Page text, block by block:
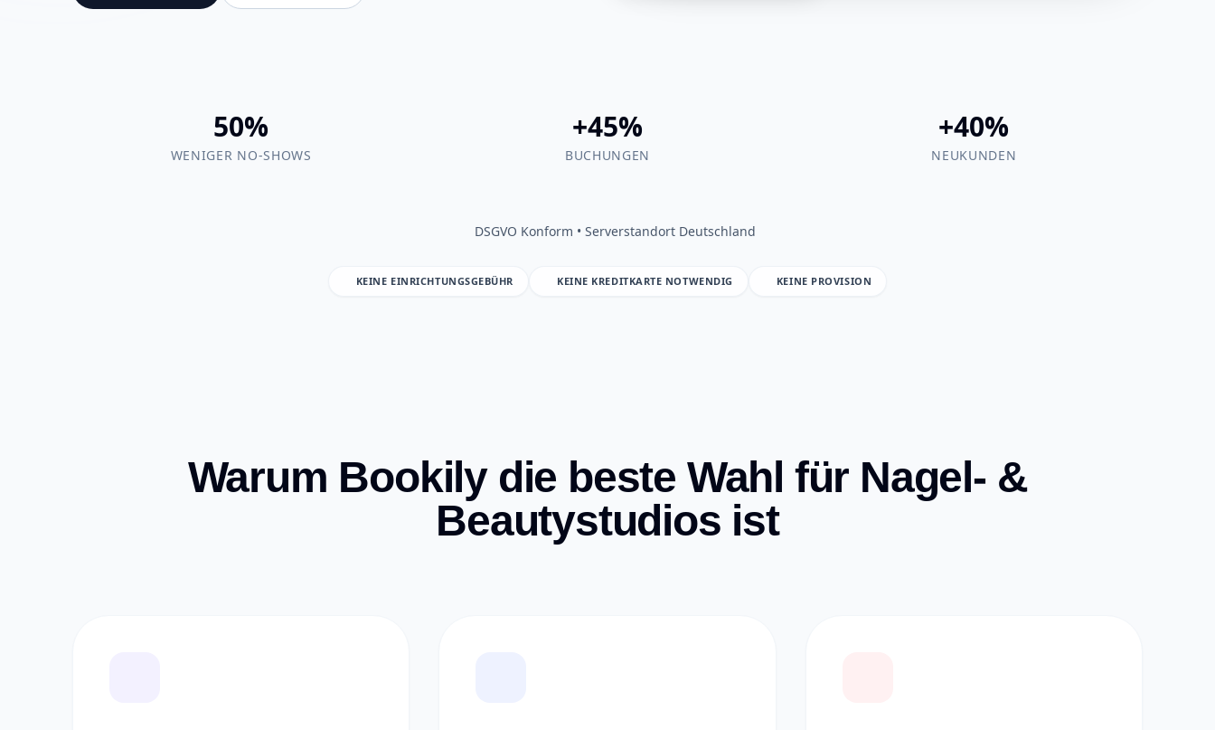
50%
WENIGER NO-SHOWS
+45%
BUCHUNGEN
+40%
NEUKUNDEN
DSGVO Konform • Serverstandort Deutschland
KEINE EINRICHTUNGSGEBÜHR KEINE KREDITKARTE NOTWENDIG KEINE PROVISION
Warum Bookily die beste Wahl für Nagel- &
Beautystudios ist